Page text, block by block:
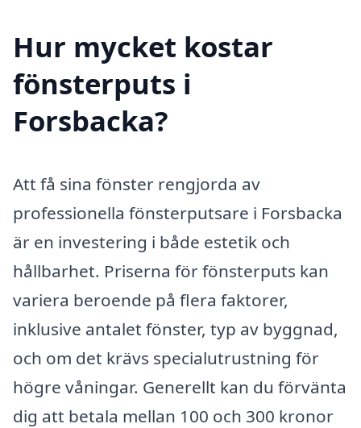
Hur mycket kostar
fönsterputs i
Forsbacka?
Att få sina fönster rengjorda av
professionella fönsterputsare i Forsbacka
är en investering i både estetik och
hållbarhet. Priserna för fönsterputs kan
variera beroende på flera faktorer,
inklusive antalet fönster, typ av byggnad,
och om det krävs specialutrustning för
högre våningar. Generellt kan du förvänta
dig att betala mellan 100 och 300 kronor